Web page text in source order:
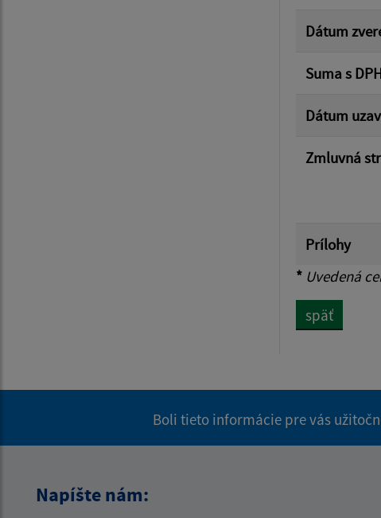
Dátum
Suma s
Dátum
Zmluvná
Prílohy
* Uvedená
späť
Boli tieto informácie pre vás
Napíšte nám: